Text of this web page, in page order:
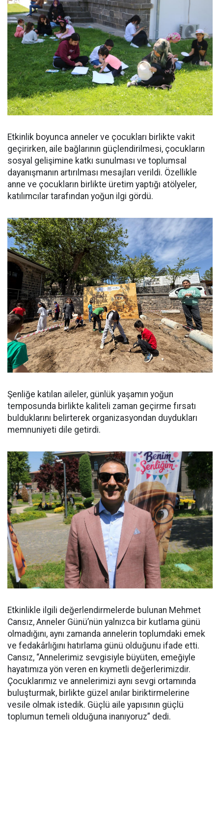
Etkinlik boyunca anneler ve çocukları birlikte vakit
geçirirken, aile bağlarının güçlendirilmesi, çocukların
sosyal gelişimine katkı sunulması ve toplumsal
dayanışmanın artırılması mesajları verildi. Özellikle
anne ve çocukların birlikte üretim yaptığı atölyeler,
katılımcılar tarafından yoğun ilgi gördü.
Şenliğe katılan aileler, günlük yaşamın yoğun
temposunda birlikte kaliteli zaman geçirme fırsatı
bulduklarını belirterek organizasyondan duydukları
memnuniyeti dile getirdi.
Etkinlikle ilgili değerlendirmelerde bulunan Mehmet
Cansız, Anneler Günü’nün yalnızca bir kutlama günü
olmadığını, aynı zamanda annelerin toplumdaki emek
ve fedakârlığını hatırlama günü olduğunu ifade etti.
Cansız, “Annelerimiz sevgisiyle büyüten, emeğiyle
hayatımıza yön veren en kıymetli değerlerimizdir.
Çocuklarımız ve annelerimizi aynı sevgi ortamında
buluşturmak, birlikte güzel anılar biriktirmelerine
vesile olmak istedik. Güçlü aile yapısının güçlü
toplumun temeli olduğuna inanıyoruz” dedi.